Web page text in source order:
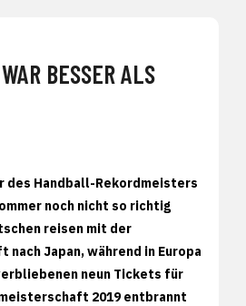
BESSER ALS
des Handball-Rekordmeisters
noch nicht so richtig
reisen mit der
nach Japan, während in Europa
neun Tickets für
2019 entbrannt